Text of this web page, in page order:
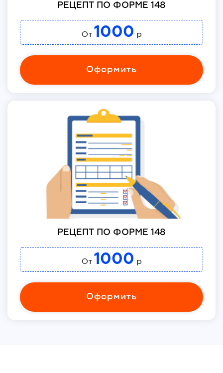
РЕЦЕПТ ПО ФОРМЕ 148
От 1000 р
Оформить
РЕЦЕПТ ПО ФОРМЕ 148
От 1000 р
Оформить